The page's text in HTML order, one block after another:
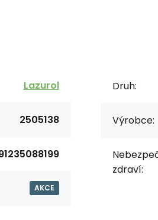
Lazurol
2505138
AKCE
Druh:
Výrobce:
zdraví: